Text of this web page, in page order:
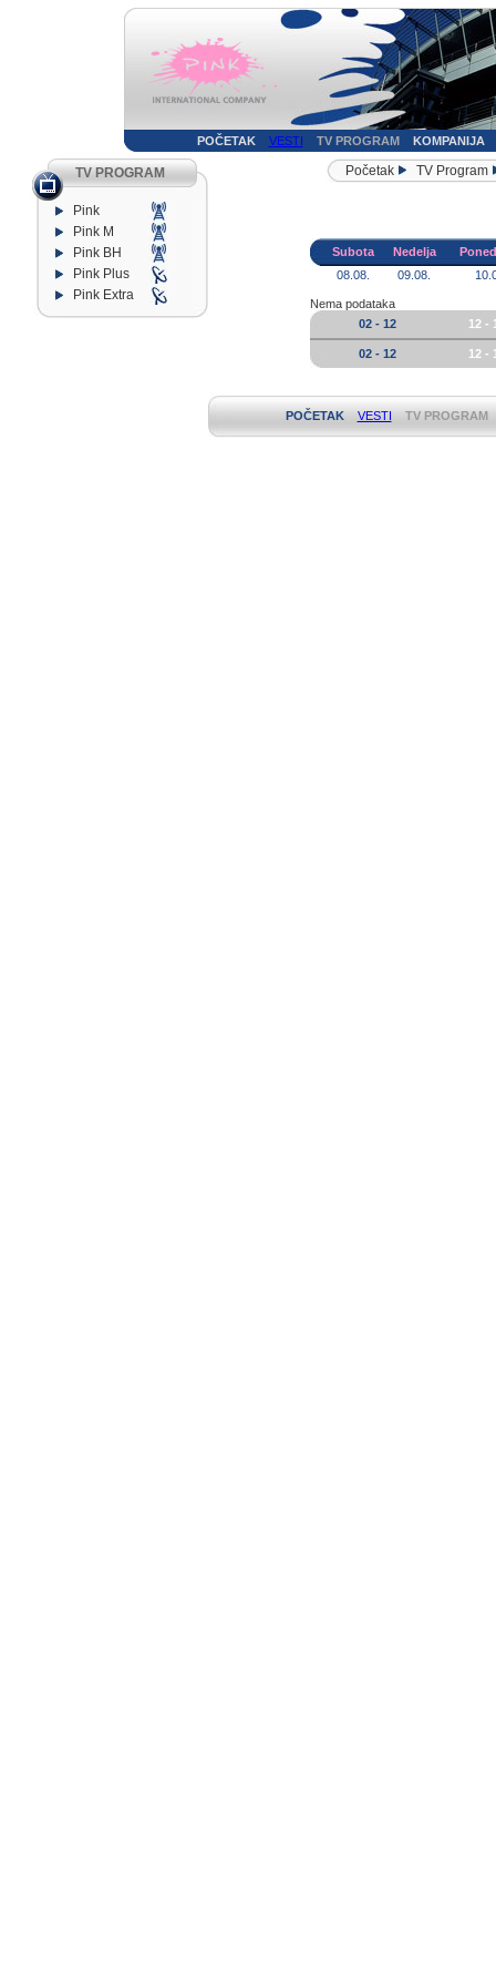
POČETAK VESTI TV PROGRAM KOMPANIJA
TV PROGRAM
Pink
Pink M
Pink BH
Pink Plus
Pink Extra
Početak TV Program
Subota Nedelja
08.08.
09.08.
Nema podataka
02 - 12
12 -
02 - 12 12 -
POČETAK VESTI TV PROGRAM